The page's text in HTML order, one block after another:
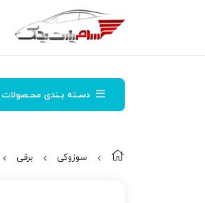
دسـته بـندی محـصولات
سوزوکی برقی